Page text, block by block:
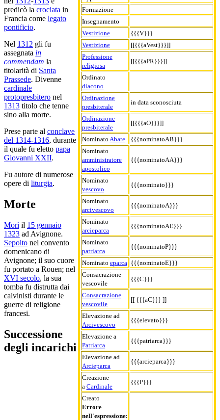
Formazione
Insegnamento
Vestizione
{{{V}}}
Vestizione
[[{{{aVest}}}]]
Professione
religiosa
[[{{{aPR}}}]]
Ordinato
diacono
Ordinazione
presbiterale
in data sconosciuta
Ordinazione
presbiterale
[[{{{aO}}}]]
Nominato Abate
{{{nominatoAB}}}
Nominato
amministratore
apostolico
{{{nominatoAA}}}
Nominato
vescovo
{{{nominato}}}
Nominato
arcivescovo
{{{nominatoA}}}
Nominato
arcieparca
{{{nominatoAE}}}
Nominato
patriarca
{{{nominatoP}}}
Nominato eparca {{{nominatoE}}}
Consacrazione
vescovile
{{{C}}}
Consacrazione
vescovile
[[ {{{aC}}} ]]
Elevazione ad
Arcivescovo
{{{elevato}}}
Elevazione a
Patriarca
{{{patriarca}}}
Elevazione ad
Arcieparca
{{{arcieparca}}}
Creazione
a Cardinale
{{{P}}}
Creato
Errore
nell'espressione:
predicò la crociata in
Francia come legato
pontificio.
Nel 1312 gli fu
assegnata in
commendam la
titolarità di Santa
Prassede. Divenne
cardinale
protopresbitero nel
1313 titolo che tenne
sino alla morte.
Prese parte al conclave
del 1314-1316, durante
il quale fu eletto papa
Giovanni XXII.
Fu autore di numerose
opere di liturgia.
Morte
Morì il 15 gennaio
1323 ad Avignone.
Sepolto nel convento
domenicano di
Avignone; il suo cuore
fu portato a Rouen; nel
XVI secolo, la sua
tomba fu distrutta dai
calvinisti durante le
guerre di religione
francesi.
Successione
degli incarichi